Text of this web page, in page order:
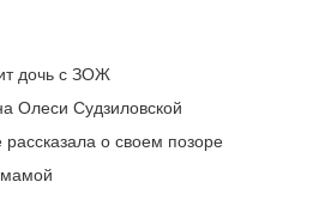
дочь с ЗОЖ
Олеси Судзиловской
о своем позоре
мамой